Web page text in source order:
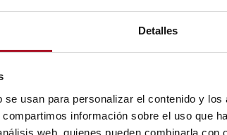
Detalles
usan para personalizar el contenido y
información sobre el uso que
web, quienes pueden combinarla con